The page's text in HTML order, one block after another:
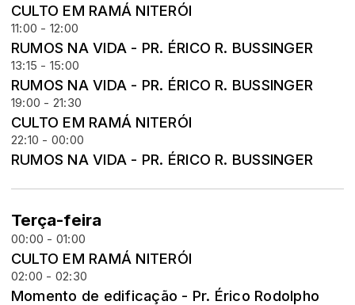
CULTO EM RAMÁ NITERÓI
11:00 - 12:00
RUMOS NA VIDA - PR. ÉRICO R. BUSSINGER
13:15 - 15:00
RUMOS NA VIDA - PR. ÉRICO R. BUSSINGER
19:00 - 21:30
CULTO EM RAMÁ NITERÓI
22:10 - 00:00
RUMOS NA VIDA - PR. ÉRICO R. BUSSINGER
Terça-feira
00:00 - 01:00
CULTO EM RAMÁ NITERÓI
02:00 - 02:30
Momento de edificação - Pr. Érico Rodolpho